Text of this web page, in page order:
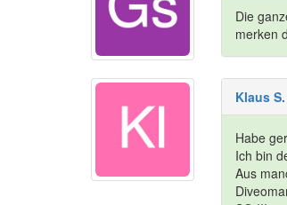
Die
merken
Klaus S.
Habe
Ich bin
Aus